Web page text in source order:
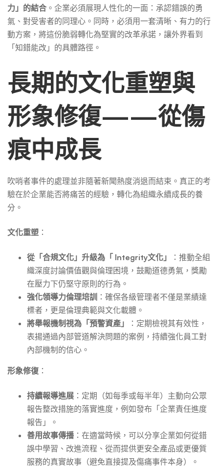
力」的結合 。企業必須展現人性化的一面：承認錯誤的勇
氣、對受害者的同理心。同時，必須用一套清晰、有力的行
動方案，將這份脆弱轉化為堅實的改革承諾，讓外界看到
「知錯能改」的具體路徑。
長期的文化重塑與
形象修復——從傷
痕中成長
吹哨者事件的處理並非隨著新聞熱度消退而結束。真正的考
驗在於企業能否將痛苦的經驗，轉化為組織永續成長的養
分。
文化重塑 ：
從「合規文化」升級為「 Integrity文化」
：推動全組
織深度討論價值觀與倫理困境，鼓勵道德勇氣，獎勵
在壓力下仍堅守原則的行為。
強化領導力倫理培訓 ：確保各級管理者不僅是業績達
標者，更是倫理典範與文化載體。
將舉報機制視為「預警資產」
：定期檢視其有效性，
表揚通過內部管道解決問題的案例，持續強化員工對
內部機制的信心。
形象修復 ：
持續報導進展 ：定期（如每季或每半年）主動向公眾
報告整改措施的落實進度，例如發布「企業責任進度
報告」。
善用故事傳播 ：在適當時候，可以分享企業如何從錯
誤中學習、改進流程、從而提供更安全產品或更優質
服務的真實故事（避免直接提及傷痛事件本身）。